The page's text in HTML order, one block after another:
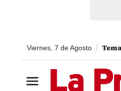
Viernes, 7 de Agosto